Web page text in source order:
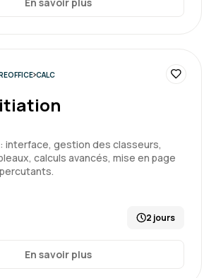
pas idée que l'on pouvait
Le 18/02/2026
et constructive.
CALC
interface, gestion des classeurs,
calculs avancés, mise en page
2 jours
En savoir plus